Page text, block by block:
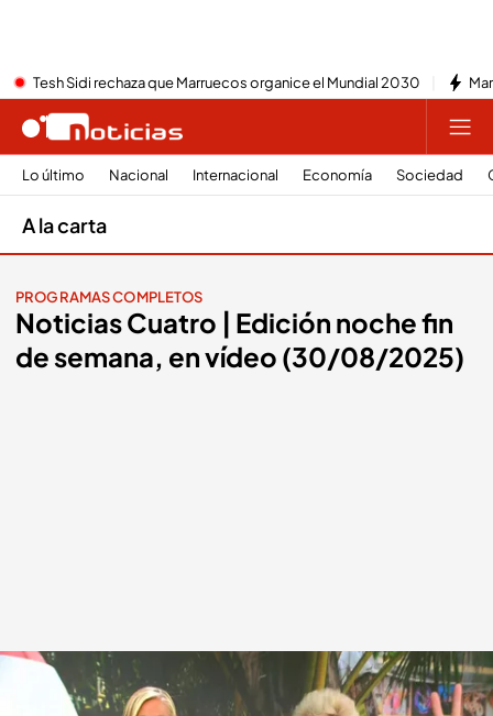
Tesh Sidi rechaza que Marruecos organice el Mundial 2030
Lo último Nacional Internacional Economía Sociedad
A la carta
PROGRAMAS COMPLETOS
Noticias Cuatro | Edición noche fin
de semana, en vídeo (30/08/2025)
Las noticias, de la mano de Marta Reyero Noticias Cuatro